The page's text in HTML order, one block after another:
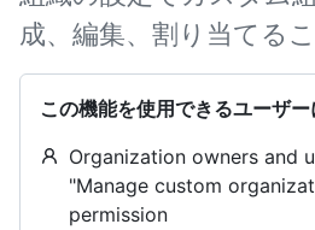
成、編集、割り当てる
この機能を使用できるユーザ
Organization owners and
"Manage custom
permission